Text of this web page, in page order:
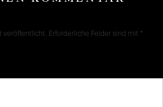
veröffentlicht. Erforderliche Felder sind mit *